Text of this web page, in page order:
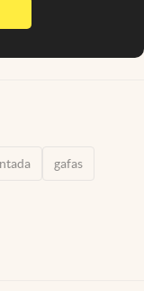
en nueva pestaña
gafas